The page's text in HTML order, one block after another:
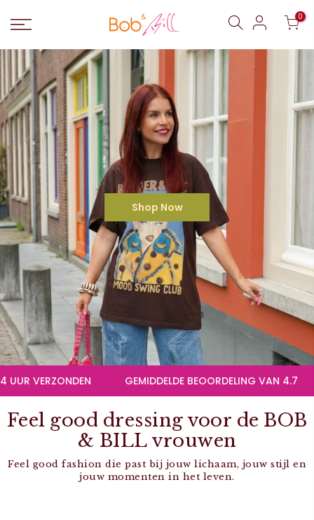
0
Shop Now
GEMIDDELDE BEOORDELING VAN 4.7 FEEL
Feel good dressing voor de BOB
& BILL vrouwen
Feel good fashion die past bij jouw lichaam, jouw stijl en
jouw momenten in het leven.